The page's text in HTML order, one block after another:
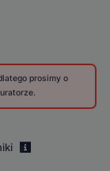
prosimy o